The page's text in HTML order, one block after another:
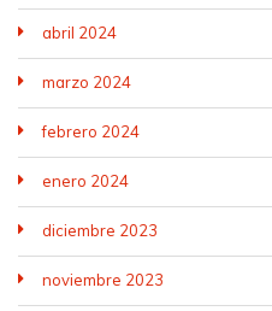
abril 2024
marzo 2024
febrero 2024
enero 2024
diciembre 2023
noviembre 2023